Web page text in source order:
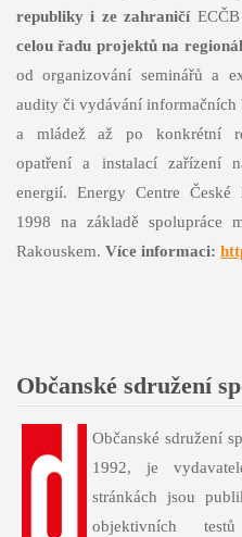
republiky i ze zahraničí
celou řadu projektů na
od organizování seminářů a
audity či vydávání informačních
a mládež až po konkrétní
opatření a instalací zařízení
energií. Energy Centre
1998 na základě spolupráce
Rakouskem. Více informaci:
Občanské sdružení
Občanské sdružení
1992, je
stránkách jsou
objektivních